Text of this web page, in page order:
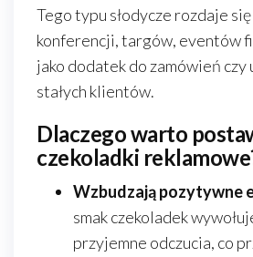
Tego typu słodycze rozdaje
konferencji, targów, eventów
jako dodatek do zamówień czy
stałych klientów.
Dlaczego warto
czekoladki
Wzbudzają pozytywne
smak czekoladek
przyjemne odczucia, co